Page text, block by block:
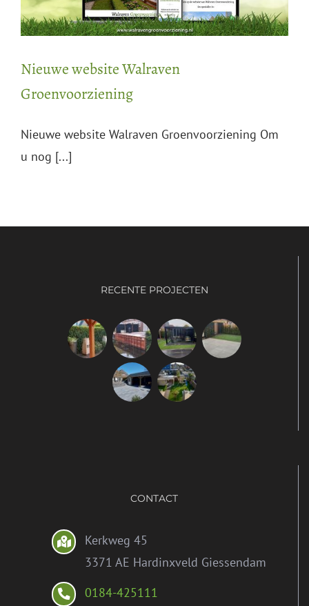
Nieuwe website Walraven
Groenvoorziening
Nieuwe website Walraven Groenvoorziening Om
u nog [...]
RECENTE PROJECTEN
CONTACT
Kerkweg 45
3371 AE Hardinxveld Giessendam
0184-425111